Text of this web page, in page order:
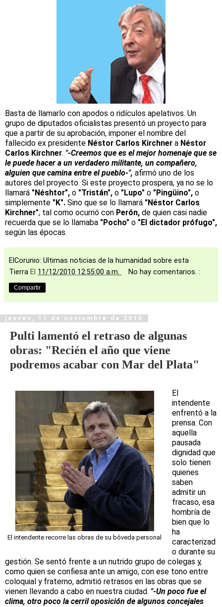
Basta de llamarlo con apodos o ridículos apelativos. Un
grupo de diputados oficialistas presentó un proyecto para
que a partir de su aprobación, imponer el nombre del
fallecido ex presidente Néstor Carlos Kirchner a Néstor
Carlos Kirchner. "-Creemos que es el mejor homenaje que se
le puede hacer a un verdadero militante, un compañero,
alguien que camina entre el pueblo-", afirmó uno de los
autores del proyecto. Si este proyecto prospera, ya no se lo
llamará "Néshtor", o "Tristán", o "Lupo" o "Pingüino", o
simplemente "K". Sino que se lo llamará "Néstor Carlos
Kirchner", tal como ocurrió con Perón, de quien casi nadie
recuerda que se lo llamaba "Pocho" o "El dictador prófugo",
según las épocas.
ElCorunio: Ultimas noticias de la humanidad sobre esta
Tierra El 11/12/2010 12:55:00 a.m. No hay comentarios. :
Compartir
jueves, 11 de noviembre de 2010
Pulti lamentó el retraso de algunas
obras: "Recién el año que viene
podremos acabar con Mar del Plata"
El intendente recorre las obras de su bóveda personal
El
intendente
enfrentó a la
prensa. Con
aquella
pausada
dignidad que
solo tienen
quienes
saben
admitir un
fracaso, esa
hombría de
bien que lo
ha
caracterizad
o durante su
gestión. Se sentó frente a un nutrido grupo de colegas y,
como quien se confiesa ante un amigo, con ese tono entre
coloquial y fraterno, admitió retrasos en las obras que se
vienen llevando a cabo en nuestra ciudad. "-Un poco fue el
clima, otro poco la cerril oposición de algunos concejales